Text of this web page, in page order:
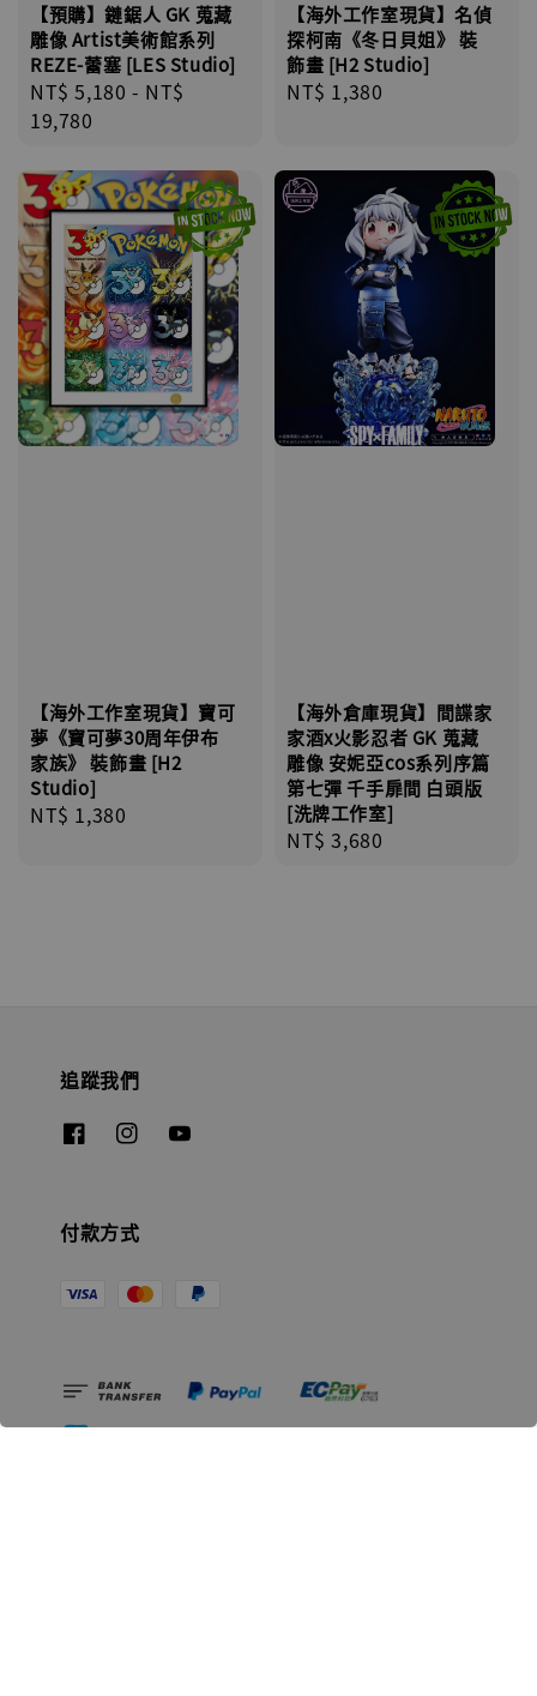
【預購】鏈鋸人 GK 蒐藏
雕像 Artist美術館系列
REZE-蕾塞 [LES Studio]
Regular
price
NT$ 5,180 - NT$
19,780
【海外工作室現貨】名偵
探柯南《冬日貝姐》 裝
飾畫 [H2 Studio]
Regular
NT$ 1,380
【海外工作室現貨】寶可
夢《寶可夢30周年伊布
家族》 裝飾畫 [H2
Studio]
Regular
NT$ 1,380
【海外倉庫現貨】間諜家
家酒x火影忍者 GK 蒐藏
雕像 安妮亞cos系列序篇
第七彈 千手扉間 白頭版
[洗牌工作室]
Regular
NT$ 3,680
追蹤我們
付款方式